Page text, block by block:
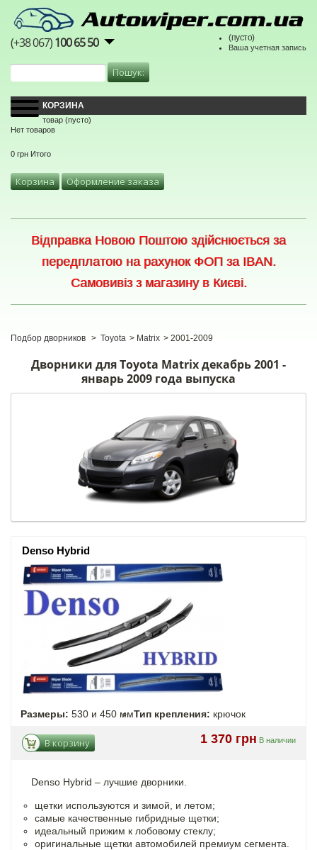
(+38 067)100 65 50 (пусто)
Ваша учетная запись
КОРЗИНА
товар (пусто)
Нет товаров
0 грн Итого
Корзина Оформление заказа
Відправка Новою Поштою здійснюється за
передплатою на рахунок ФОП за IBAN.
Самовивіз з магазину в Києві.
Подбор дворников > Toyota > Matrix > 2001-2009
Дворники для Toyota Matrix декабрь 2001 -
январь 2009 года выпуска
Denso Hybrid
Размеры: 530 и 450 ммТип крепления: крючок
1 370 грн В наличии
В корзину
Denso Hybrid – лучшие дворники.
щетки используются и зимой, и летом;
самые качественные гибридные щетки;
идеальный прижим к лобовому стеклу;
оригинальные щетки автомобилей премиум сегмента.